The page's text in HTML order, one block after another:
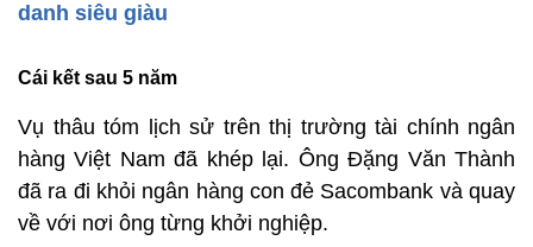
danh siêu giàu
Cái kết sau 5 năm
Vụ thâu tóm lịch sử trên thị trường tài chính ngân
hàng Việt Nam đã khép lại. Ông Đặng Văn Thành
đã ra đi khỏi ngân hàng con đẻ Sacombank và quay
về với nơi ông từng khởi nghiệp.